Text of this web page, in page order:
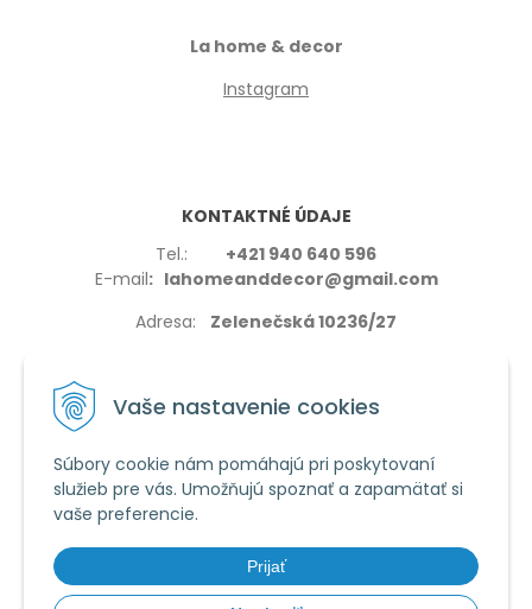
Vaše nastavenie cookies
Súbory cookie nám pomáhajú pri poskytovaní
služieb pre vás. Umožňujú spoznať a zapamätať si
vaše preferencie.
Prijať
La home & decor
Instagram
KONTAKTNÉ ÚDAJE
Tel.: +421 940 640 596
E-mail: lahomeanddecor@gmail.com
Adresa: Zelenečská 10236/27
VŠETKO O NÁKUPE
Používanie cookies
Obchodné podmienky